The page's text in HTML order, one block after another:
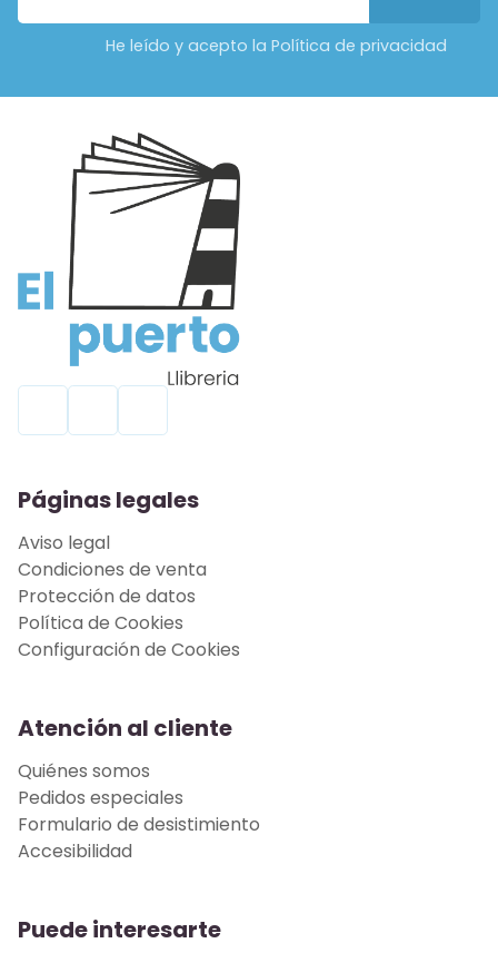
He leído y acepto la Política de privacidad
Páginas legales
Aviso legal
Condiciones de venta
Protección de datos
Política de Cookies
Configuración de Cookies
Atención al cliente
Quiénes somos
Pedidos especiales
Formulario de desistimiento
Accesibilidad
Puede interesarte